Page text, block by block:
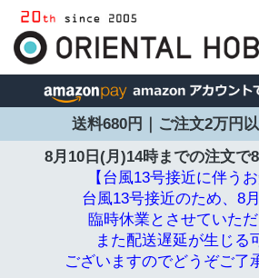
送料680円｜ご注文2万円
8月10日(月)14時までの注文で
【台風13号接近に伴うお
台風13号接近のため、8
臨時休業とさせていただ
また配送遅延が生じる
ございますのでどうぞご了